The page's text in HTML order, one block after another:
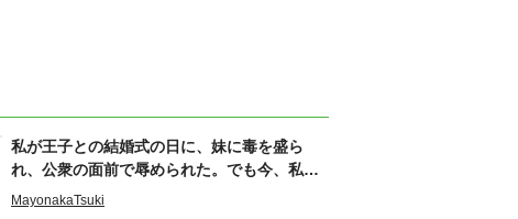
私が王子との結婚式の日に、妹に毒を盛ら
れ、公衆の面前で辱められた。でも今、私は
時を戻し、運命を変えに来た。
MayonakaTsuki